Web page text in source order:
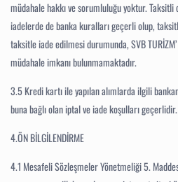
müdahale hakkı ve sorumluluğu yoktur.
iadelerde de banka kuralları geçerli olup,
taksitle iade edilmesi durumunda, SVB
müdahale imkanı bulunmamaktadır.
3.5Kredi kartı ile yapılan alımlarda ilgili
buna bağlı olan iptal ve iade koşulları geçerlidir.
4.ÖN BİLGİLENDİRME
4.1 Mesafeli Sözleşmeler Yönetmeliği 5.